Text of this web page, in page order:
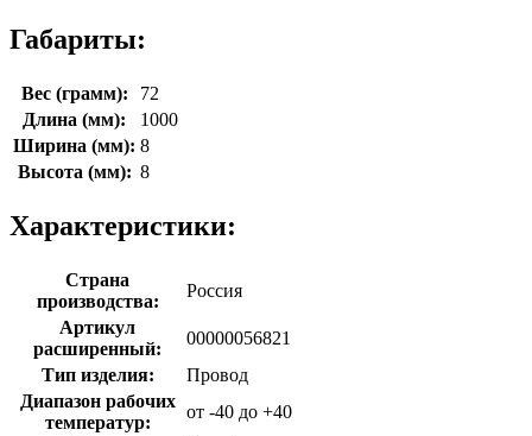
Габариты:
Вес (грамм):
72
Длина (мм):
1000
Ширина (мм): 8
Высота (мм): 8
Характеристики:
Страна
производства:
Россия
Артикул
расширенный:
00000056821
Тип изделия:
Провод
Диапазон рабочих
температур:
от -40 до +40